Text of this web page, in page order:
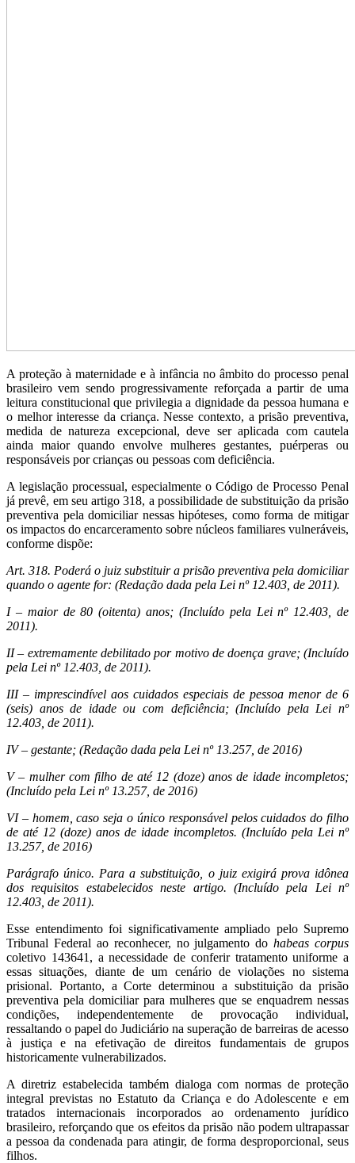
A proteção à maternidade e à infância no âmbito do processo penal
brasileiro vem sendo progressivamente reforçada a partir de uma
leitura constitucional que privilegia a dignidade da pessoa humana e
o melhor interesse da criança. Nesse contexto, a prisão preventiva,
medida de natureza excepcional, deve ser aplicada com cautela
ainda maior quando envolve mulheres gestantes, puérperas ou
responsáveis por crianças ou pessoas com deficiência.
A legislação processual, especialmente o Código de Processo Penal
já prevê, em seu artigo 318, a possibilidade de substituição da prisão
preventiva pela domiciliar nessas hipóteses, como forma de mitigar
os impactos do encarceramento sobre núcleos familiares vulneráveis,
conforme dispõe:
Art. 318. Poderá o juiz substituir a prisão preventiva pela domiciliar
quando o agente for: (Redação dada pela Lei nº 12.403, de 2011).
I – maior de 80 (oitenta) anos; (Incluído pela Lei nº 12.403, de
2011).
II – extremamente debilitado por motivo de doença grave; (Incluído
pela Lei nº 12.403, de 2011).
III – imprescindível aos cuidados especiais de pessoa menor de 6
(seis) anos de idade ou com deficiência; (Incluído pela Lei nº
12.403, de 2011).
IV – gestante; (Redação dada pela Lei nº 13.257, de 2016)
V – mulher com filho de até 12 (doze) anos de idade incompletos;
(Incluído pela Lei nº 13.257, de 2016)
VI – homem, caso seja o único responsável pelos cuidados do filho
de até 12 (doze) anos de idade incompletos. (Incluído pela Lei nº
13.257, de 2016)
Parágrafo único. Para a substituição, o juiz exigirá prova idônea
dos requisitos estabelecidos neste artigo. (Incluído pela Lei nº
12.403, de 2011).
Esse entendimento foi significativamente ampliado pelo Supremo
Tribunal Federal ao reconhecer, no julgamento dohabeas corpus
coletivo 143641, a necessidade de conferir tratamento uniforme a
essas situações, diante de um cenário de violações no sistema
prisional. Portanto, a Corte determinou a substituição da prisão
preventiva pela domiciliar para mulheres que se enquadrem nessas
condições, independentemente de provocação individual,
ressaltando o papel do Judiciário na superação de barreiras de acesso
à justiça e na efetivação de direitos fundamentais de grupos
historicamente vulnerabilizados.
A diretriz estabelecida também dialoga com normas de proteção
integral previstas no Estatuto da Criança e do Adolescente e em
tratados internacionais incorporados ao ordenamento jurídico
brasileiro, reforçando que os efeitos da prisão não podem ultrapassar
a pessoa da condenada para atingir, de forma desproporcional, seus
filhos.